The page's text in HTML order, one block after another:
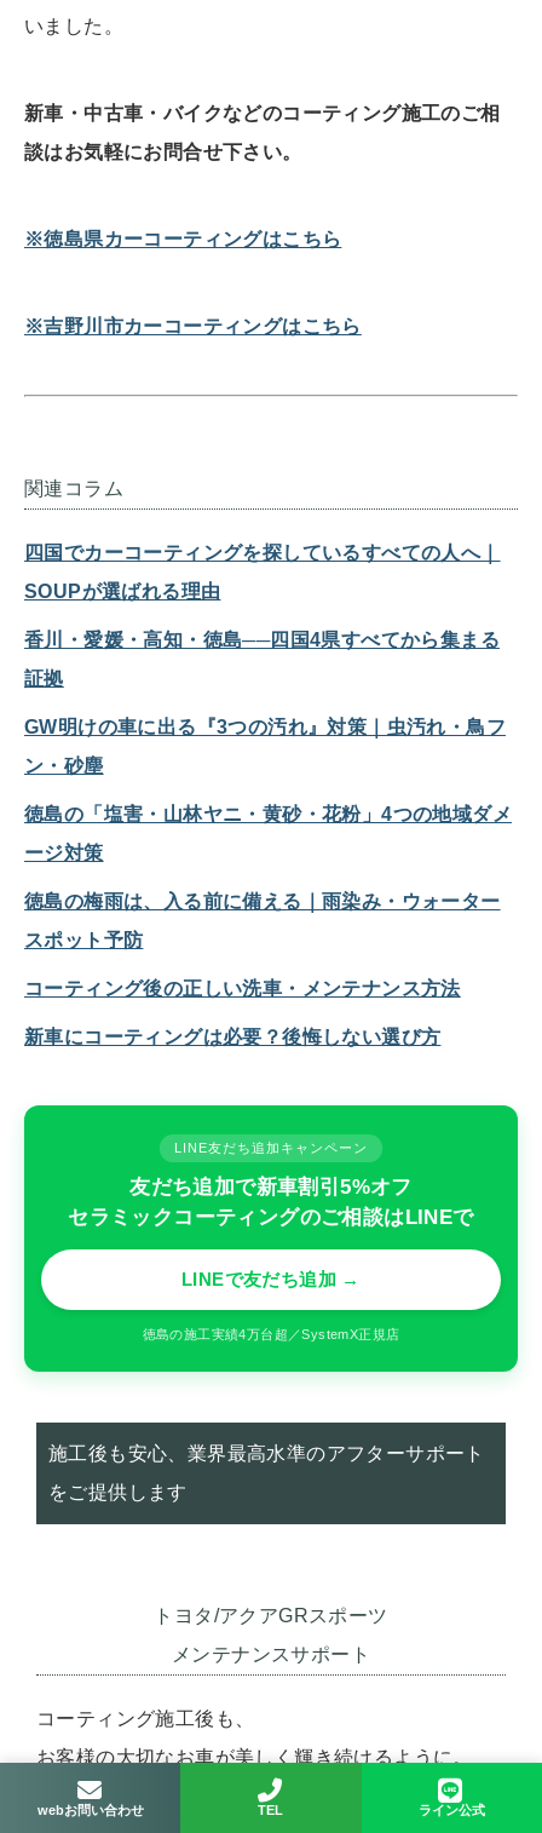
いました。
新車・中古車・バイクなどのコーティング施工のご相
談はお気軽にお問合せ下さい。
※徳島県カーコーティングはこちら
※吉野川市カーコーティングはこちら
関連コラム
四国でカーコーティングを探しているすべての人へ｜
SOUPが選ばれる理由
香川・愛媛・高知・徳島──四国4県すべてから集まる
証拠
GW明けの車に出る『3つの汚れ』対策｜虫汚れ・鳥フ
ン・砂塵
徳島の「塩害・山林ヤニ・黄砂・花粉」4つの地域ダメ
ージ対策
徳島の梅雨は、入る前に備える｜雨染み・ウォーター
スポット予防
コーティング後の正しい洗車・メンテナンス方法
新車にコーティングは必要？後悔しない選び方
LINE友だち追加キャンペーン
友だち追加で新車割引5%オフ
セラミックコーティングのご相談はLINEで
LINEで友だち追加 →
徳島の施工実績4万台超／SystemX正規店
施工後も安心、業界最高水準のアフターサポート
をご提供します
トヨタ/アクアGRスポーツ
メンテナンスサポート
コーティング施工後も、
お客様の大切なお車が美しく輝き続けるように。
手洗い洗車チケットと施工証明書の2つのサポート
webお問い合わせ TEL ライン公式